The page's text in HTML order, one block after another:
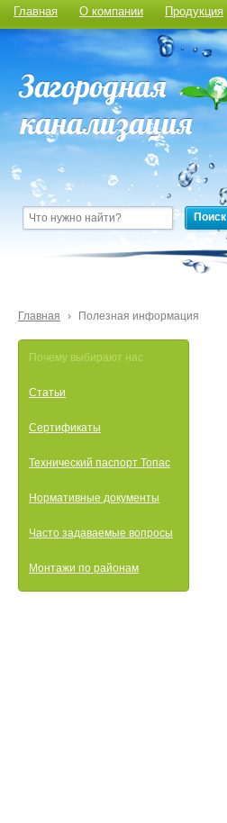
Главная О компании Продукция
Поиск
Главная › Полезная информация
Почему выбирают нас
Статьи
Сертификаты
Технический паспорт Топас
Нормативные документы
Часто задаваемые вопросы
Монтажи по районам